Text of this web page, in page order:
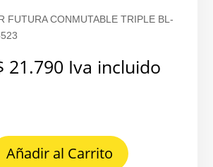
FUTURA CONMUTABLE TRIPLE BL-
21.790 Iva incluido
Añadir al Carrito